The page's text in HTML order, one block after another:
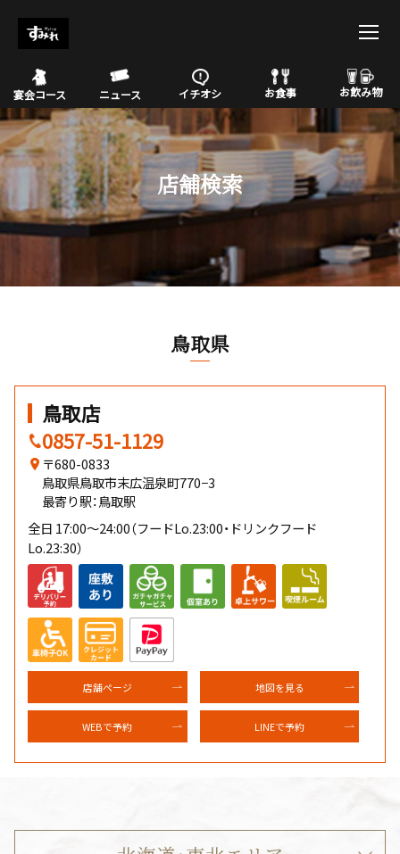
宴会コース ニュース イチオシ お食事 お飲み物
店舗検索
鳥取県
鳥取店
0857-51-1129
〒680-0833
鳥取県鳥取市末広温泉町770−3
最寄り駅：鳥取駅
全日 17:00～24:00（フードLo.23:00・ドリンクフード
Lo.23:30）
店舗ページ 地図を見る
WEBで予約 LINEで予約